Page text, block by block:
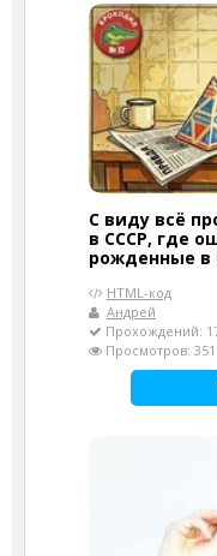
С виду всё
в СССР, где
рожденные в
HTML-код
Андрей
Прохождений:
Просмотров: 351